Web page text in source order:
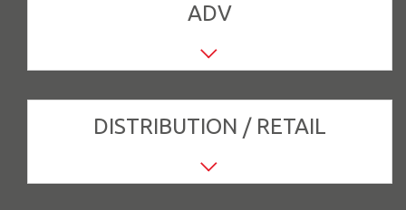
ADV
Assistant ADV | Gestionnaire ADV |
| Responsable Service Clients...
DISTRIBUTION / RETAIL